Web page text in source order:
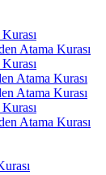
Atama Kurası
Atama Kurası
Atama Kurası
Atama Kurası